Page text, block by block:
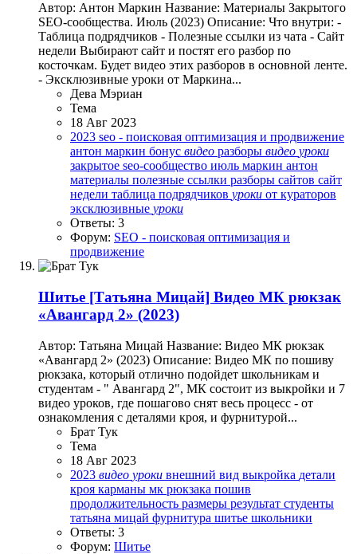
Автор: Антон Маркин Название: Материалы Закрытого
SEO-сообщества. Июль (2023) Описание: Что внутри: -
Таблица подрядчиков - Полезные ссылки из чата - Сайт
недели Выбирают сайт и постят его разбор по
косточкам. Будет видео этих разборов в основной ленте.
- Эксклюзивные уроки от Маркина...
Дева Мэриан
Тема
18 Авг 2023
2023 seo - поисковая оптимизация и продвижение
антон маркин бонус видео разборы видео уроки
закрытое seo-сообщество июль маркин антон
материалы полезные ссылки разборы сайтов сайт
недели таблица подрядчиков уроки от кураторов
эксклюзивные уроки
Ответы: 3
Форум: SEO - поисковая оптимизация и
продвижение
Шитье [Татьяна Мицай] Видео МК рюкзак
«Авангард 2» (2023)
Автор: Татьяна Мицай Название: Видео МК рюкзак
«Авангард 2» (2023) Описание: Видео МК по пошиву
рюкзака, который отлично подойдет школьникам и
студентам - " Авангард 2", МК состоит из выкройки и 7
видео уроков, где пошагово снят весь процесс - от
ознакомления с деталями кроя, и фурнитурой...
Брат Тук
Тема
18 Авг 2023
2023 видео уроки внешний вид выкройка детали
кроя карманы мк рюкзака пошив
продолжительность размеры результат студенты
татьяна мицай фурнитура шитье школьники
Ответы: 3
Форум: Шитье